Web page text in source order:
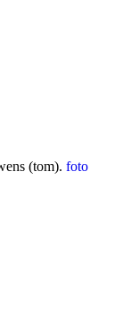
(tom). foto